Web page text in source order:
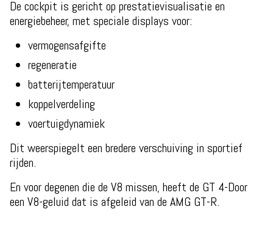
De cockpit is gericht op prestatievisualisatie en
energiebeheer, met speciale displays voor:
vermogensafgifte
regeneratie
batterijtemperatuur
koppelverdeling
voertuigdynamiek
Dit weerspiegelt een bredere verschuiving in sportief
rijden.
En voor degenen die de V8 missen, heeft de GT 4-Door
een V8-geluid dat is afgeleid van de AMG GT-R.